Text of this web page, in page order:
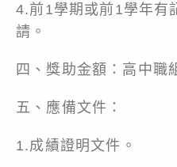
4.前1學期或前1學年有
請。
四、獎助金額：高中職
五、應備文件：
1.成績證明文件。